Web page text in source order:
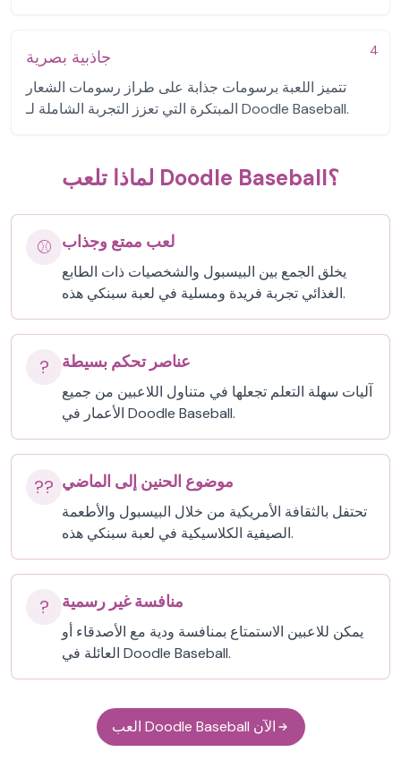
4 جاذبية بصرية
تتميز اللعبة برسومات جذابة على طراز رسومات الشعار
المبتكرة التي تعزز التجربة الشاملة لـ Doodle Baseball.
لماذا تلعب Doodle Baseball؟
⚾ لعب ممتع وجذاب
يخلق الجمع بين البيسبول والشخصيات ذات الطابع
الغذائي تجربة فريدة ومسلية في لعبة سبنكي هذه.
?️ عناصر تحكم بسيطة
آليات سهلة التعلم تجعلها في متناول اللاعبين من جميع
الأعمار في Doodle Baseball.
?? موضوع الحنين إلى الماضي
تحتفل بالثقافة الأمريكية من خلال البيسبول والأطعمة
الصيفية الكلاسيكية في لعبة سبنكي هذه.
? منافسة غير رسمية
يمكن للاعبين الاستمتاع بمنافسة ودية مع الأصدقاء أو
العائلة في Doodle Baseball.
العب Doodle Baseball الآن